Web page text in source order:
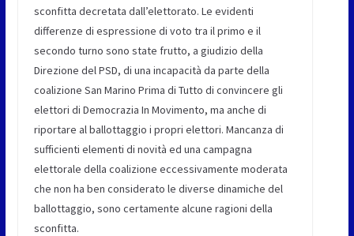
sconfitta decretata dall’elettorato. Le evidenti
differenze di espressione di voto tra il primo e il
secondo turno sono state frutto, a giudizio della
Direzione del PSD, di una incapacità da parte della
coalizione San Marino Prima di Tutto di convincere gli
elettori di Democrazia In Movimento, ma anche di
riportare al ballottaggio i propri elettori. Mancanza di
sufficienti elementi di novità ed una campagna
elettorale della coalizione eccessivamente moderata
che non ha ben considerato le diverse dinamiche del
ballottaggio, sono certamente alcune ragioni della
sconfitta.